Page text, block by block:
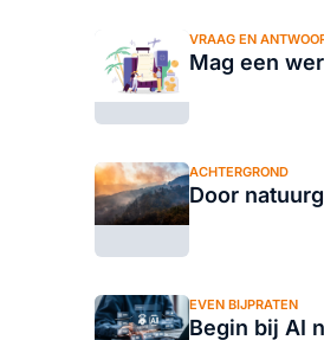
VRAAG EN
Mag een
ACHTERGROND
Door
EVEN BIJPRATEN
Begin bij AI